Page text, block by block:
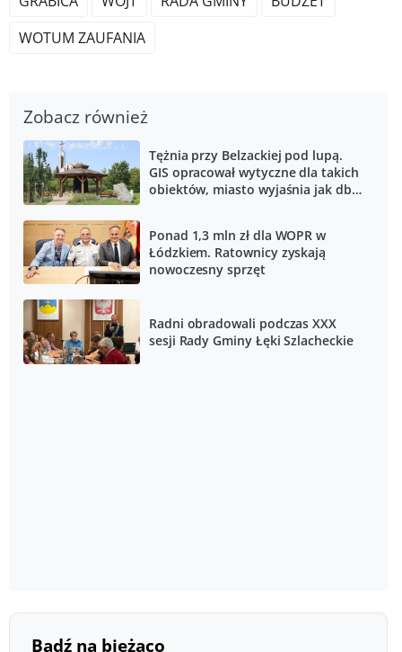
WOTUM ZAUFANIA
Zobacz również
Tężnia przy Belzackiej pod lupą.
GIS opracował wytyczne dla takich
obiektów, miasto wyjaśnia jak dba
Ponad 1,3 mln zł dla WOPR w
Łódzkiem. Ratownicy zyskają
nowoczesny sprzęt
Radni obradowali podczas XXX
sesji Rady Gminy Łęki Szlacheckie
Bądź na bieżąco